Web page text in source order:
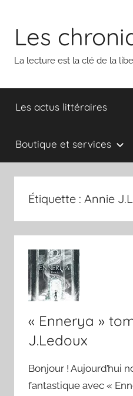
contenu
Les
La lecture est la clé de la
Les actus littéraires
Boutique et services
Étiquette : Annie
« Ennerya »
J.Ledoux
Bonjour ! Aujourd’hui
fantastique avec «